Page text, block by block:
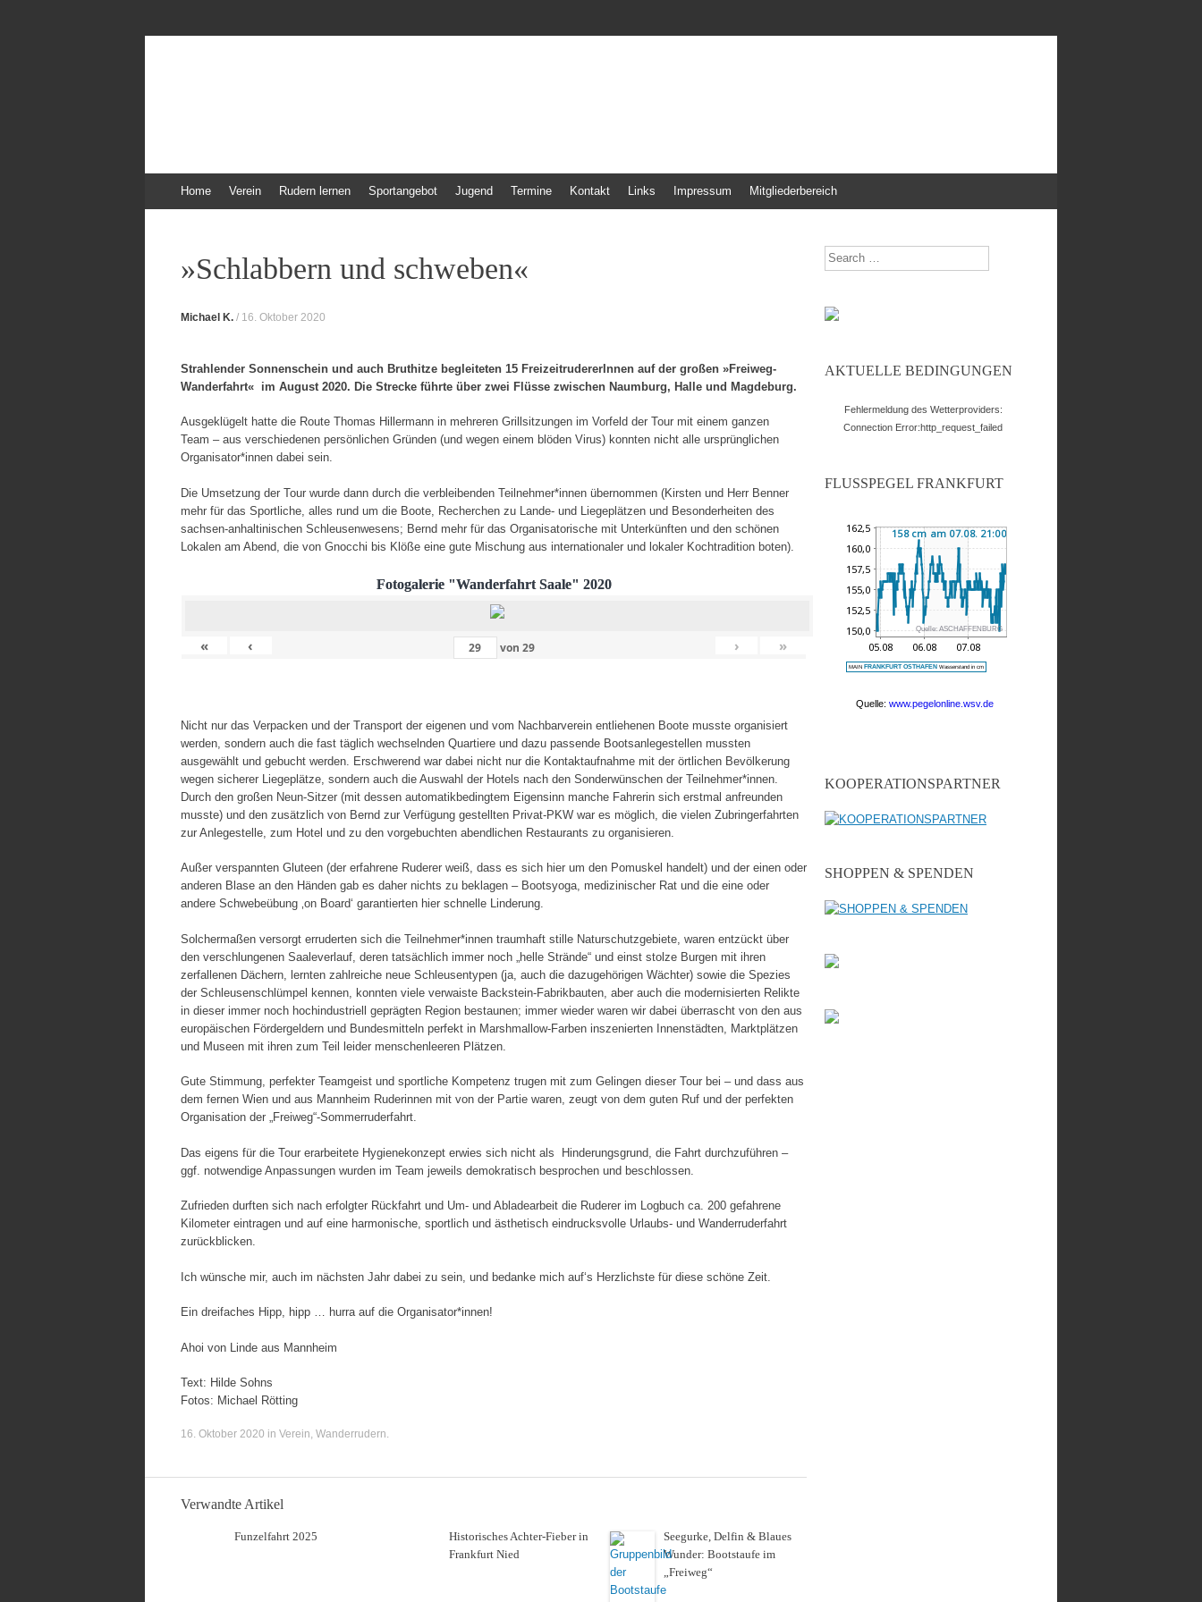
Inhalt
Home Verein Rudern lernen Sportangebot Jugend Termine Kontakt Links Impressum Mitgliederbereich
»Schlabbern und schweben«
Michael K. / 16. Oktober 2020
Strahlender Sonnenschein und auch Bruthitze begleiteten 15 FreizeitrudererInnen auf der großen »Freiweg-
Wanderfahrt« im August 2020. Die Strecke führte über zwei Flüsse zwischen Naumburg, Halle und Magdeburg.
Ausgeklügelt hatte die Route Thomas Hillermann in mehreren Grillsitzungen im Vorfeld der Tour mit einem ganzen
Team – aus verschiedenen persönlichen Gründen (und wegen einem blöden Virus) konnten nicht alle ursprünglichen
Organisator*innen dabei sein.
Die Umsetzung der Tour wurde dann durch die verbleibenden Teilnehmer*innen übernommen (Kirsten und Herr Benner
mehr für das Sportliche, alles rund um die Boote, Recherchen zu Lande- und Liegeplätzen und Besonderheiten des
sachsen-anhaltinischen Schleusenwesens; Bernd mehr für das Organisatorische mit Unterkünften und den schönen
Lokalen am Abend, die von Gnocchi bis Klöße eine gute Mischung aus internationaler und lokaler Kochtradition boten).
Fotogalerie "Wanderfahrt Saale" 2020
« ‹ von 29 › »
Nicht nur das Verpacken und der Transport der eigenen und vom Nachbarverein entliehenen Boote musste organisiert
werden, sondern auch die fast täglich wechselnden Quartiere und dazu passende Bootsanlegestellen mussten
ausgewählt und gebucht werden. Erschwerend war dabei nicht nur die Kontaktaufnahme mit der örtlichen Bevölkerung
wegen sicherer Liegeplätze, sondern auch die Auswahl der Hotels nach den Sonderwünschen der Teilnehmer*innen.
Durch den großen Neun-Sitzer (mit dessen automatikbedingtem Eigensinn manche Fahrerin sich erstmal anfreunden
musste) und den zusätzlich von Bernd zur Verfügung gestellten Privat-PKW war es möglich, die vielen Zubringerfahrten
zur Anlegestelle, zum Hotel und zu den vorgebuchten abendlichen Restaurants zu organisieren.
Außer verspannten Gluteen (der erfahrene Ruderer weiß, dass es sich hier um den Pomuskel handelt) und der einen oder
anderen Blase an den Händen gab es daher nichts zu beklagen – Bootsyoga, medizinischer Rat und die eine oder
andere Schwebeübung ‚on Board‘ garantierten hier schnelle Linderung.
Solchermaßen versorgt erruderten sich die Teilnehmer*innen traumhaft stille Naturschutzgebiete, waren entzückt über
den verschlungenen Saaleverlauf, deren tatsächlich immer noch „helle Strände“ und einst stolze Burgen mit ihren
zerfallenen Dächern, lernten zahlreiche neue Schleusentypen (ja, auch die dazugehörigen Wächter) sowie die Spezies
der Schleusenschlümpel kennen, konnten viele verwaiste Backstein-Fabrikbauten, aber auch die modernisierten Relikte
in dieser immer noch hochindustriell geprägten Region bestaunen; immer wieder waren wir dabei überrascht von den aus
europäischen Fördergeldern und Bundesmitteln perfekt in Marshmallow-Farben inszenierten Innenstädten, Marktplätzen
und Museen mit ihren zum Teil leider menschenleeren Plätzen.
Gute Stimmung, perfekter Teamgeist und sportliche Kompetenz trugen mit zum Gelingen dieser Tour bei – und dass aus
dem fernen Wien und aus Mannheim Ruderinnen mit von der Partie waren, zeugt von dem guten Ruf und der perfekten
Organisation der „Freiweg“-Sommerruderfahrt.
Das eigens für die Tour erarbeitete Hygienekonzept erwies sich nicht als Hinderungsgrund, die Fahrt durchzuführen –
ggf. notwendige Anpassungen wurden im Team jeweils demokratisch besprochen und beschlossen.
Zufrieden durften sich nach erfolgter Rückfahrt und Um- und Abladearbeit die Ruderer im Logbuch ca. 200 gefahrene
Kilometer eintragen und auf eine harmonische, sportlich und ästhetisch eindrucksvolle Urlaubs- und Wanderruderfahrt
zurückblicken.
Ich wünsche mir, auch im nächsten Jahr dabei zu sein, und bedanke mich auf‘s Herzlichste für diese schöne Zeit.
Ein dreifaches Hipp, hipp … hurra auf die Organisator*innen!
Ahoi von Linde aus Mannheim
Text: Hilde Sohns
Fotos: Michael Rötting
16. Oktober 2020 in Verein Wanderrudern
Verwandte Artikel
Funzelfahrt 2025
Historisches Achter-Fieber in
Frankfurt Nied
Seegurke, Delfin & Blaues
Wunder: Bootstaufe im
„Freiweg“
Search
AKTUELLE BEDINGUNGEN
Fehlermeldung des Wetterproviders:
Connection Error:http_request_failed
FLUSSPEGEL FRANKFURT
KOOPERATIONSPARTNER
SHOPPEN & SPENDEN